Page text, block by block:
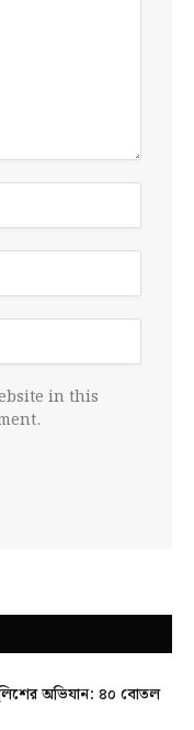
in this
অভিযান: ৪০ বোতল